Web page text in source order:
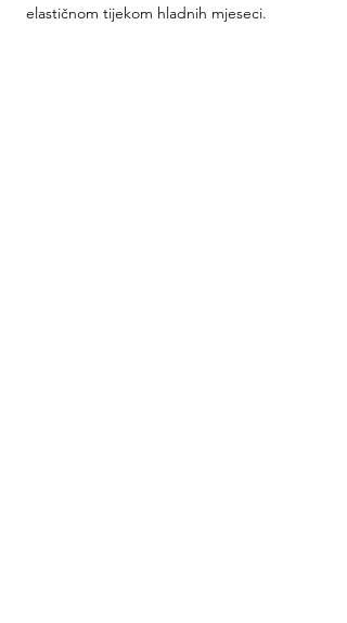
elastičnom tijekom hladnih mjeseci.